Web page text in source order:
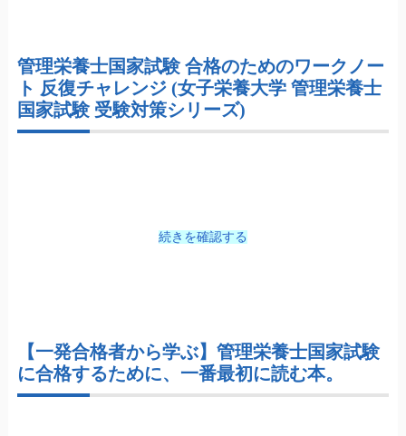
管理栄養士国家試験 合格のためのワークノー
ト 反復チャレンジ (女子栄養大学 管理栄養士
国家試験 受験対策シリーズ)
続きを確認する
【一発合格者から学ぶ】管理栄養士国家試験
に合格するために、一番最初に読む本。